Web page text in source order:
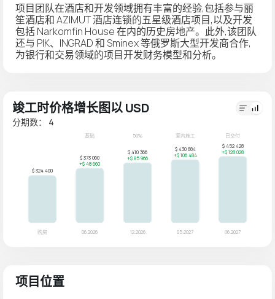
项目团队在酒店和开发领域拥有丰富的经验,包括参与丽
笙酒店和 AZIMUT 酒店连锁的五星级酒店项目,以及开发
包括 Narkomfin House 在内的历史房地产。此外,该团队
还与 PIK、INGRAD 和 Sminex 等俄罗斯大型开发商合作,
为银行和交易领域的项目开发财务模型和分析。
竣工时价格增长图以 USD
分期数： 4
项目位置